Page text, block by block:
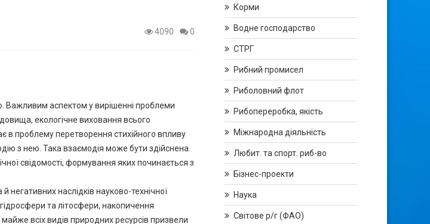
4090 0
Важливим аспектом у вирішенні проблеми
екологічне виховання всього
в проблему перетворення стихійного впливу
з нею. Така взаємодія може бути здійснена
свідомості, формування яких починається з
негативних наслідків науково-технічної
та літосфери, накопичення
всіх видів природних ресурсів призвели
Корми
Водне господарство
СТРГ
Рибний промисел
Риболовний флот
Рибопереробка, якість
Міжнародна діяльність
Любит. та спорт. риб-во
Бізнес-проекти
Наука
Світове р/г (ФАО)